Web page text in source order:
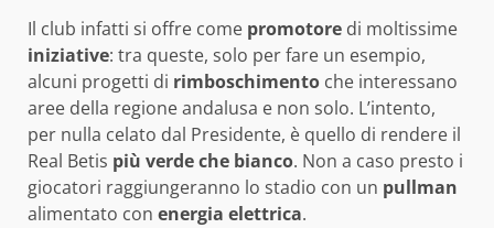
Il club infatti si offre come promotore di moltissime
iniziative: tra queste, solo per fare un esempio,
alcuni progetti di rimboschimento che interessano
aree della regione andalusa e non solo. L’intento,
per nulla celato dal Presidente, è quello di rendere il
Real Betis più verde che bianco. Non a caso presto i
giocatori raggiungeranno lo stadio con un pullman
alimentato con energia elettrica.